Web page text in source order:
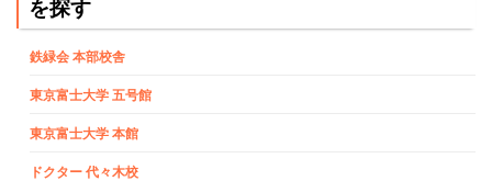
を探す
鉄緑会 本部校舎
東京富士大学 五号館
東京富士大学 本館
ドクター 代々木校